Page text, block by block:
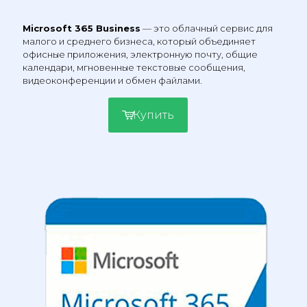
Microsoft 365 Business — это облачный сервис для
малого и среднего бизнеса, который объединяет
офисные приложения, электронную почту, общие
календари, мгновенные текстовые сообщения,
видеоконференции и обмен файлами.
Купить